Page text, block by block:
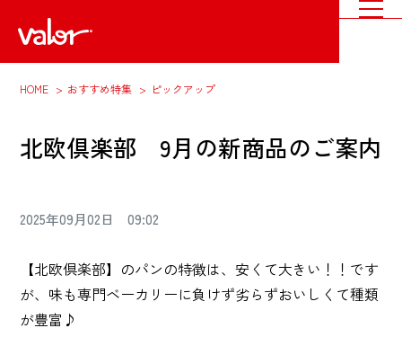
HOME おすすめ特集 ピックアップ
北欧倶楽部 9月の新商品のご案内
2025年09月02日 09:02
【北欧倶楽部】のパンの特徴は、安くて大きい！！です
が、味も専門ベーカリーに負けず劣らずおいしくて種類
が豊富♪